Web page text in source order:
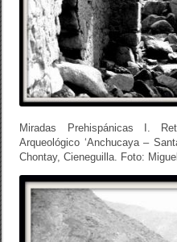
Miradas Prehispánicas I.
Arqueológico ‘Anchucaya –
Chontay, Cieneguilla. Foto: